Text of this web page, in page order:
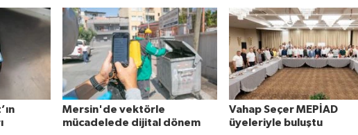
Mersin'de vektörle
mücadelede dijital dönem
Vahap Seçer MEPİAD
üyeleriyle buluştu